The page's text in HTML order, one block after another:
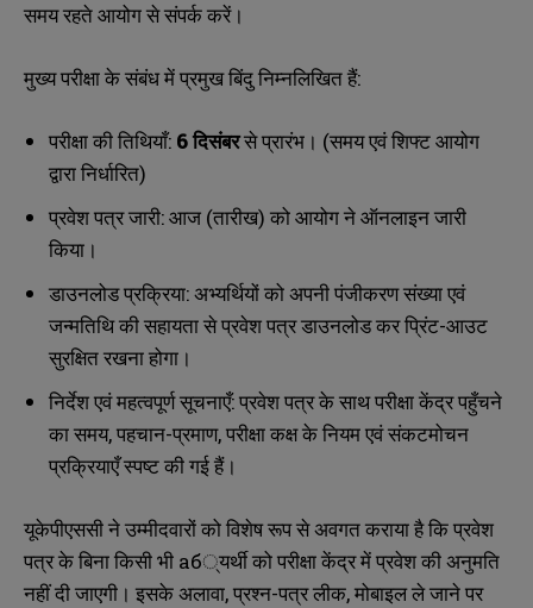
समय रहते आयोग से संपर्क करें।
मुख्य परीक्षा के संबंध में प्रमुख बिंदु निम्नलिखित हैं:
परीक्षा की तिथियाँ: 6 दिसंबरसे प्रारंभ। (समय एवं शिफ्ट आयोग
द्वारा निर्धारित)
प्रवेश पत्र जारी: आज (तारीख) को आयोग ने ऑनलाइन जारी
किया।
डाउनलोड प्रक्रिया: अभ्यर्थियों को अपनी पंजीकरण संख्या एवं
जन्मतिथि की सहायता से प्रवेश पत्र डाउनलोड कर प्रिंट-आउट
सुरक्षित रखना होगा।
निर्देश एवं महत्वपूर्ण सूचनाएँ: प्रवेश पत्र के साथ परीक्षा केंद्र पहुँचने
का समय, पहचान-प्रमाण, परीक्षा कक्ष के नियम एवं संकटमोचन
प्रक्रियाएँ स्पष्ट की गई हैं।
यूकेपीएससी ने उम्मीदवारों को विशेष रूप से अवगत कराया है कि प्रवेश
पत्र के बिना किसी भी аб्यर्थी को परीक्षा केंद्र में प्रवेश की अनुमति
नहीं दी जाएगी। इसके अलावा, प्रश्न-पत्र लीक, मोबाइल ले जाने पर